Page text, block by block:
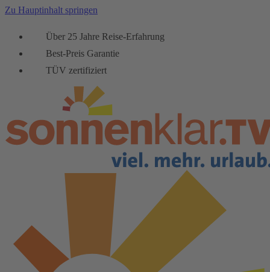
Zu Hauptinhalt springen
Über 25 Jahre Reise-Erfahrung
Best-Preis Garantie
TÜV zertifiziert